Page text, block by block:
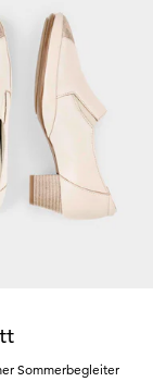
Sommerbegleiter